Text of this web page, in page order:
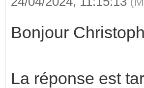
Bonjour
La réponse est